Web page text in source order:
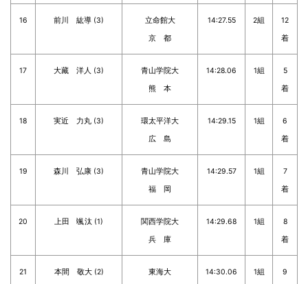
16 前川 紘導 (3)
立命館大
京 都
14:27.55 2組
12
着
17 大藏 洋人 (3)
青山学院大
熊 本
14:28.06 1組
5
着
18 実近 力丸 (3)
環太平洋大
広 島
14:29.15 1組
6
着
19 森川 弘康 (3)
青山学院大
福 岡
14:29.57 1組
7
着
20 上田 颯汰 (1)
関西学院大
兵 庫
14:29.68 1組
8
着
21 本間 敬大 (2)
東海大
14:30.06 1組
9